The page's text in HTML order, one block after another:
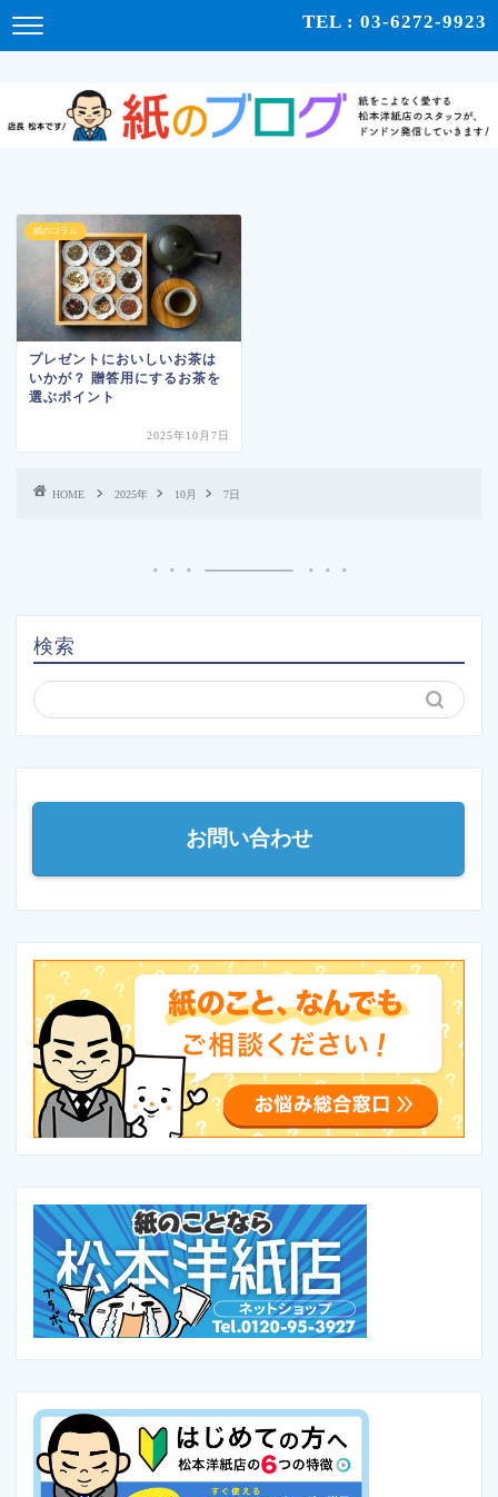
TEL : 03-6272-9923
紙のコラム
プレゼントにおいしいお茶は
いかが？ 贈答用にするお茶を
選ぶポイント
2025年10月7日
HOME 2025年 10月 7日
検索
お問い合わせ